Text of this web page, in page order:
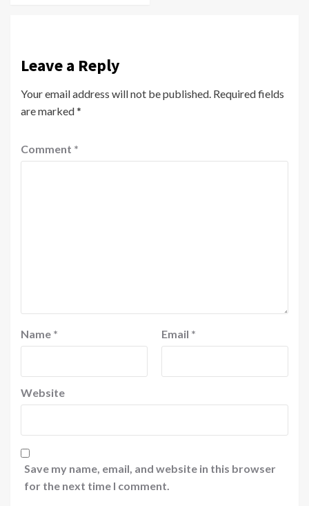
Leave a Reply
Your email address will not be published. Required fields
are marked*
Comment *
Name * Email *
Website
Save my name, email, and website in this browser
for the next time I comment.